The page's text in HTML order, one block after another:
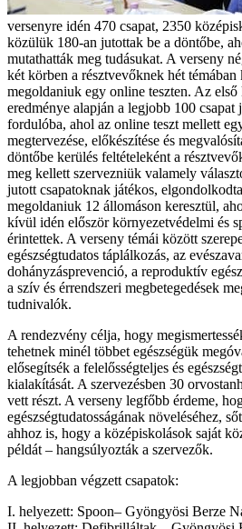
versenyre idén 470 csapat, 2350
közülük 180-an jutottak be a döntőbe,
mutathatták meg tudásukat. A verseny
két körben a résztvevőknek hét
megoldaniuk egy online teszten. Az
eredménye alapján a legjobb 100
fordulóba, ahol az online teszt mellett
megtervezése, előkészítése és
döntőbe kerülés feltételeként a
meg kellett szervezniük valamely
jutott csapatoknak játékos,
megoldaniuk 12 állomáson keresztül,
kívül idén először környezetvédelmi és
érintettek. A verseny témái között
egészségtudatos táplálkozás, az
dohányzásprevenció, a reproduktív
a szív és érrendszeri megbetegedések
tudnivalók.
A rendezvény célja, hogy
tehetnek minél többet egészségük
elősegítsék a felelősségteljes és
kialakítását. A szervezésben 30
vett részt. A verseny legfőbb érdeme,
egészségtudatosságának növeléséhez,
ahhoz is, hogy a középiskolások saját
példát – hangsúlyozták a szervezők.
A legjobban végzett csapatok:
I. helyezett: Spoon– Gyöngyösi Berze